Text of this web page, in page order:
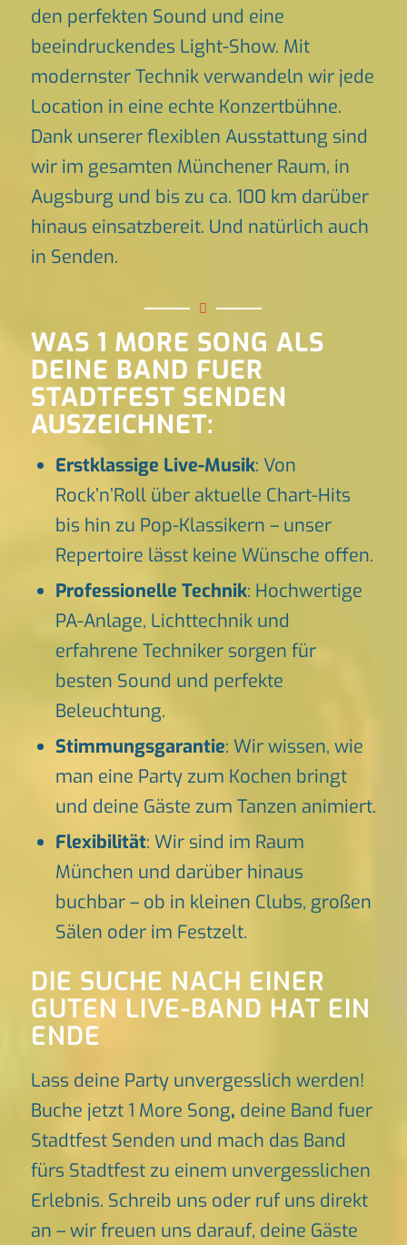
den perfekten Sound und eine
beeindruckendes Light-Show. Mit
modernster Technik verwandeln wir jede
Location in eine echte Konzertbühne.
Dank unserer flexiblen Ausstattung sind
wir im gesamten Münchener Raum, in
Augsburg und bis zu ca. 100 km darüber
hinaus einsatzbereit. Und natürlich auch
in Senden.
WAS 1 MORE SONG ALS
DEINE BAND FUER
STADTFEST SENDEN
AUSZEICHNET:
Erstklassige Live-Musik: Von
Rock’n’Roll über aktuelle Chart-Hits
bis hin zu Pop-Klassikern – unser
Repertoire lässt keine Wünsche offen.
Professionelle Technik: Hochwertige
PA-Anlage, Lichttechnik und
erfahrene Techniker sorgen für
besten Sound und perfekte
Beleuchtung.
Stimmungsgarantie: Wir wissen, wie
man eine Party zum Kochen bringt
und deine Gäste zum Tanzen animiert.
Flexibilität: Wir sind im Raum
München und darüber hinaus
buchbar – ob in kleinen Clubs, großen
Sälen oder im Festzelt.
DIE SUCHE NACH EINER
GUTEN LIVE-BAND HAT EIN
ENDE
Lass deine Party unvergesslich werden!
Buche jetzt 1 More Song, deine Band fuer
Stadtfest Senden und mach das Band
fürs Stadtfest zu einem unvergesslichen
Erlebnis. Schreib uns oder ruf uns direkt
an – wir freuen uns darauf, deine Gäste